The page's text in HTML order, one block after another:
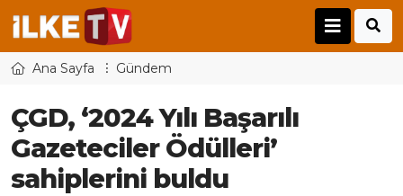
Ana Sayfa Gündem
ÇGD, ‘2024 Yılı Başarılı
Gazeteciler Ödülleri’
sahiplerini buldu